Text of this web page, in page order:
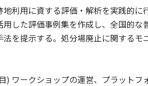
地利用に資する評価・解析を実践的
用した評価事例集を作成し、全国的
法を提示する。処分場廃止に関する
) ワークショップの運営、プラット